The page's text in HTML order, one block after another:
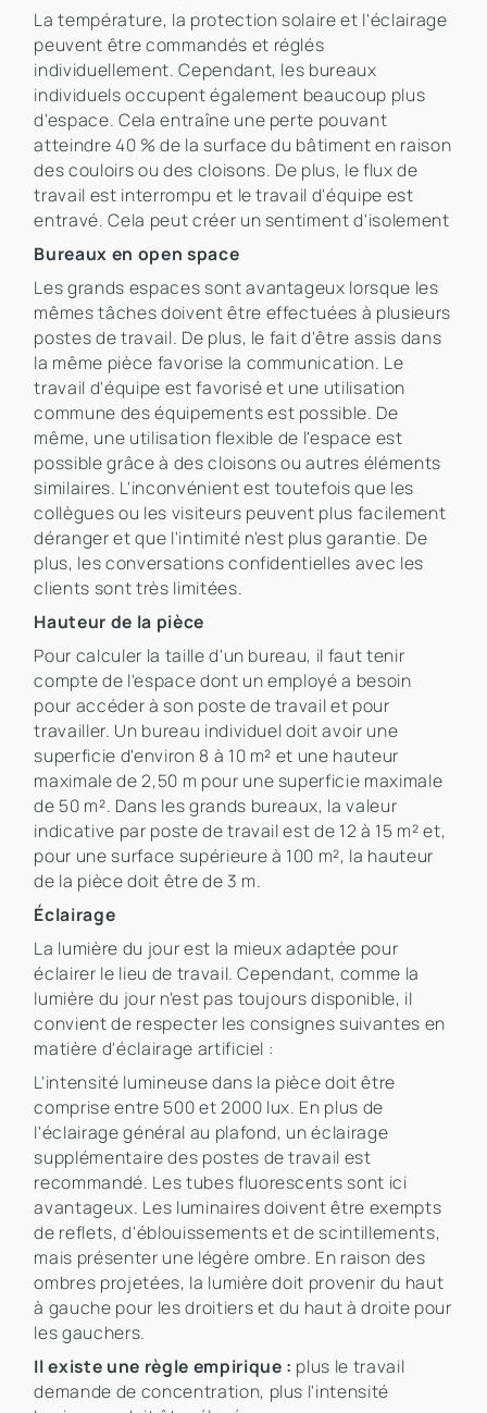
La température, la protection solaire et l'éclairage
peuvent être commandés et réglés
individuellement. Cependant, les bureaux
individuels occupent également beaucoup plus
d'espace. Cela entraîne une perte pouvant
atteindre 40 % de la surface du bâtiment en raison
des couloirs ou des cloisons. De plus, le flux de
travail est interrompu et le travail d'équipe est
entravé. Cela peut créer un sentiment d'isolement
Bureaux en open space
Les grands espaces sont avantageux lorsque les
mêmes tâches doivent être effectuées à plusieurs
postes de travail. De plus, le fait d'être assis dans
la même pièce favorise la communication. Le
travail d'équipe est favorisé et une utilisation
commune des équipements est possible. De
même, une utilisation flexible de l'espace est
possible grâce à des cloisons ou autres éléments
similaires. L'inconvénient est toutefois que les
collègues ou les visiteurs peuvent plus facilement
déranger et que l'intimité n'est plus garantie. De
plus, les conversations confidentielles avec les
clients sont très limitées.
Hauteur de la pièce
Pour calculer la taille d'un bureau, il faut tenir
compte de l'espace dont un employé a besoin
pour accéder à son poste de travail et pour
travailler. Un bureau individuel doit avoir une
superficie d'environ 8 à 10 m² et une hauteur
maximale de 2,50 m pour une superficie maximale
de 50 m². Dans les grands bureaux, la valeur
indicative par poste de travail est de 12 à 15 m² et,
pour une surface supérieure à 100 m², la hauteur
de la pièce doit être de 3 m.
Éclairage
La lumière du jour est la mieux adaptée pour
éclairer le lieu de travail. Cependant, comme la
lumière du jour n'est pas toujours disponible, il
convient de respecter les consignes suivantes en
matière d'éclairage artificiel :
L'intensité lumineuse dans la pièce doit être
comprise entre 500 et 2000 lux. En plus de
l'éclairage général au plafond, un éclairage
supplémentaire des postes de travail est
recommandé. Les tubes fluorescents sont ici
avantageux. Les luminaires doivent être exempts
de reflets, d'éblouissements et de scintillements,
mais présenter une légère ombre. En raison des
ombres projetées, la lumière doit provenir du haut
à gauche pour les droitiers et du haut à droite pour
les gauchers.
Il existe une règle empirique : plus le travail
demande de concentration, plus l'intensité